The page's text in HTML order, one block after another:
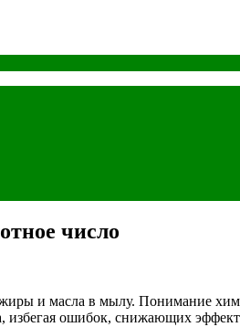
число
и масла в мылу. Понимание
избегая ошибок, снижающих